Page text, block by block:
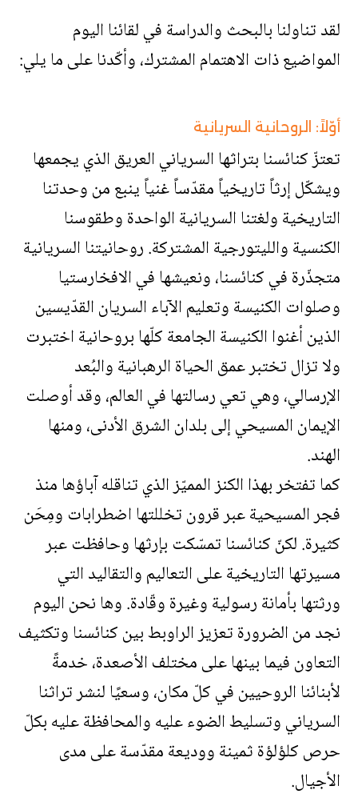
لقد تناولنا بالبحث والدراسة في لقائنا اليوم
المواضيع ذات الاهتمام المشترك، وأكّدنا على ما يلي:
أوّلاً: الروحانية السريانية
تعتزّ كنائسنا بتراثها السرياني العريق الذي يجمعها
ويشكّل إرثاً تاريخياً مقدّساً غنياً ينبع من وحدتنا
التاريخية ولغتنا السريانية الواحدة وطقوسنا
الكنسية والليتورجية المشتركة. روحانيتنا السريانية
متجذّرة في كنائسنا، ونعيشها في الافخارستيا
وصلوات الكنيسة وتعليم الآباء السريان القدّيسين
الذين أغنوا الكنيسة الجامعة كلّها بروحانية اختبرت
ولا تزال تختبر عمق الحياة الرهبانية والبُعد
الإرسالي، وهي تعي رسالتها في العالم، وقد أوصلت
الإيمان المسيحي إلى بلدان الشرق الأدنى، ومنها
الهند.
كما تفتخر بهذا الكنز المميّز الذي تناقله آباؤها منذ
فجر المسيحية عبر قرون تخللتها اضطرابات ومِحَن
كثيرة. لكنّ كنائسنا تمسّكت بإرثها وحافظت عبر
مسيرتها التاريخية على التعاليم والتقاليد التي
ورثتها بأمانة رسولية وغيرة وقّادة. وها نحن اليوم
نجد من الضرورة تعزيز الراوبط بين كنائسنا وتكثيف
التعاون فيما بينها على مختلف الأصعدة، خدمةً
لأبنائنا الروحيين في كلّ مكان، وسعيًا لنشر تراثنا
السرياني وتسليط الضوء عليه والمحافظة عليه بكلّ
حرص كلؤلؤة ثمينة ووديعة مقدّسة على مدى
الأجيال.